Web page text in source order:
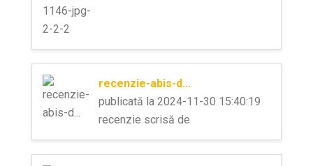
recenzie-abis-d...
publicată la 2024-11-30 15:40:19
recenzie scrisă de